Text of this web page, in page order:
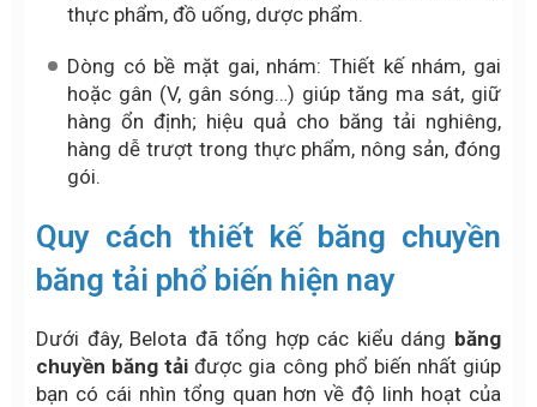
thực phẩm, đồ uống, dược phẩm.
Dòng có bề mặt gai, nhám: Thiết kế nhám, gai
hoặc gân (V, gân sóng…) giúp tăng ma sát, giữ
hàng ổn định; hiệu quả cho băng tải nghiêng,
hàng dễ trượt trong thực phẩm, nông sản, đóng
gói.
Quy cách thiết kế băng chuyền
băng tải phổ biến hiện nay
Dưới đây, Belota đã tổng hợp các kiểu dáng băng
chuyền băng tải được gia công phổ biến nhất giúp
bạn có cái nhìn tổng quan hơn về độ linh hoạt của